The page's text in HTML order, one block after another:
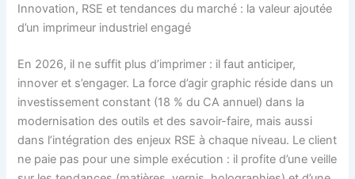
Innovation, RSE et tendances du marché : la valeur ajoutée
d’un imprimeur industriel engagé
En 2026, il ne suffit plus d’imprimer : il faut anticiper,
innover et s’engager. La force d’agir graphic réside dans un
investissement constant (18 % du CA annuel) dans la
modernisation des outils et des savoir-faire, mais aussi
dans l’intégration des enjeux RSE à chaque niveau. Le client
ne paie pas pour une simple exécution : il profite d’une veille